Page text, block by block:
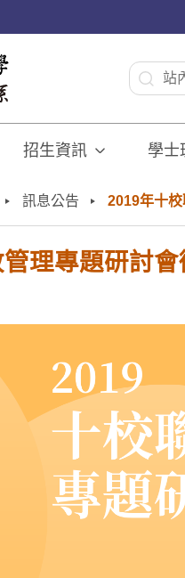
招生資訊 學士
訊息公告 2019年十
理專題研討